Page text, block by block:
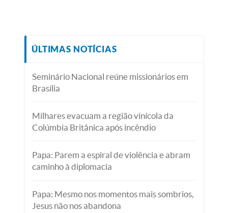
ÚLTIMAS NOTÍCIAS
Seminário Nacional reúne missionários em
Brasília
Milhares evacuam a região vinícola da
Colúmbia Britânica após incêndio
Papa: Parem a espiral de violência e abram
caminho à diplomacia
Papa: Mesmo nos momentos mais sombrios,
Jesus não nos abandona